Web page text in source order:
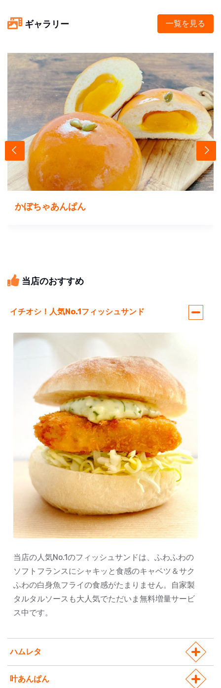
ギャラリー 一覧を見る
かぼちゃあんぱん
当店のおすすめ
イチオシ！人気No.1フィッシュサンド
当店の人気No.1のフィッシュサンドは、ふわふわの
ソフトフランスにシャキッと食感のキャベツ＆サク
ふわの白身魚フライの食感がたまりません。自家製
タルタルソースも大人気でただいま無料増量サービ
ス中です。
ハムレタ
叶あんぱん